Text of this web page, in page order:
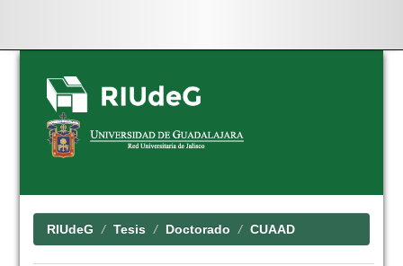
Skip
navigation
RIUdeG Tesis Doctorado CUAAD